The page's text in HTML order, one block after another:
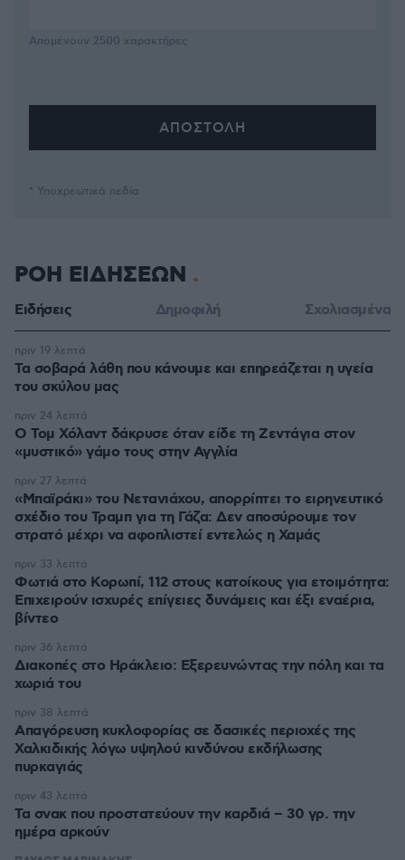
Απομένουν 2500 χαρακτήρες
* Υποχρεωτικά πεδία
ΡΟΗ ΕΙΔΗΣΕΩΝ
Ειδήσεις Δημοφιλή Σχολιασμένα
Τα σοβαρά λάθη που κάνουμε και επηρεάζεται η υγεία
του σκύλου μας
πριν 19 λεπτά
Ο Τομ Χόλαντ δάκρυσε όταν είδε τη Ζεντάγια στον
«μυστικό» γάμο τους στην Αγγλία
πριν 24 λεπτά
«Μπαϊράκι» του Νετανιάχου, απορρίπτει το ειρηνευτικό
σχέδιο του Τραμπ για τη Γάζα: Δεν αποσύρουμε τον
στρατό μέχρι να αφοπλιστεί εντελώς η Χαμάς
πριν 27 λεπτά
Φωτιά στο Κορωπί, 112 στους κατοίκους για ετοιμότητα:
Επιχειρούν ισχυρές επίγειες δυνάμεις και έξι εναέρια,
βίντεο
πριν 33 λεπτά
Διακοπές στο Ηράκλειο: Εξερευνώντας την πόλη και τα
χωριά του
πριν 36 λεπτά
Απαγόρευση κυκλοφορίας σε δασικές περιοχές της
Χαλκιδικής λόγω υψηλού κινδύνου εκδήλωσης
πυρκαγιάς
πριν 38 λεπτά
Τα σνακ που προστατεύουν την καρδιά – 30 γρ. την
ημέρα αρκούν
πριν 43 λεπτά